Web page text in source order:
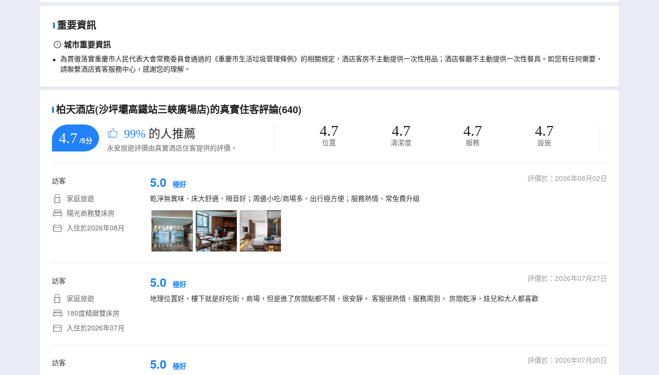
重要資訊
城市重要資訊
為貫徹落實重慶市人民代表大會常務委員會通過的《重慶市生活垃圾管理條例》的相關規定，酒店客房不主動提供一次性用品；酒店餐廳不主動提供一次性餐具。如您有任何需要，
請聯繫酒店賓客服務中心，感謝您的理解。
柏天酒店(沙坪壩高鐵站三峽廣場店)的真實住客評論(640)
4.7 /5分 99% 的人推薦
永安旅遊評價由真實酒店住客提供的評價。
4.7
位置
4.7
清潔度
4.7
服務
4.7
設施
訪客
家庭旅遊
陽光商務雙床房
入住於2026年08月
5.0 極好
評價於：2026年08月02日
乾淨無異味、床大舒適、隔音好；周邊小吃/商場多、出行極方便；服務熱情、常免費升級
訪客
家庭旅遊
180度精緻雙床房
入住於2026年07月
5.0 極好
評價於：2026年07月27日
地理位置好，樓下就是好吃街，商場，但是進了房間點都不鬧，很安靜。 客服很熱情，服務周到。 房間乾淨，娃兒和大人都喜歡
訪客 5.0 極好
評價於：2026年07月20日